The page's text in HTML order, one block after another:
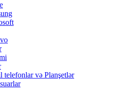
telefonlar və Planşetlər